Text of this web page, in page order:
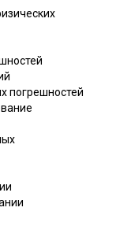
погрешностей